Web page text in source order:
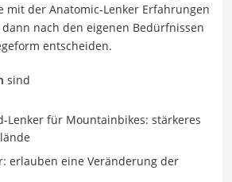
mit der Anatomic-Lenker Erfahrungen
nach den eigenen Bedürfnissen
entscheiden.
sind
Lenker für Mountainbikes: stärkeres
erlauben eine Veränderung der